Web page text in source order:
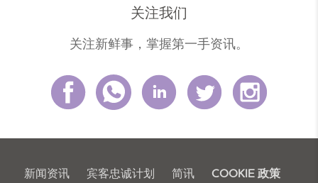
关注我们
关注新鲜事，掌握第一手资讯。
新闻资讯 宾客忠诚计划 简讯 COOKIE 政策